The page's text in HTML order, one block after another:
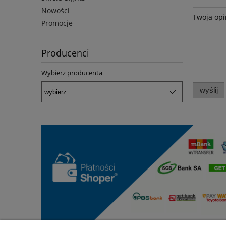
Nowości
Promocje
Producenci
Wybierz producenta
Twoja
wyślij